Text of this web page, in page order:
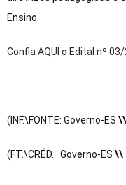
Ensino.
Confia AQUI o Edital nº
(INF.\FONTE: Governo-ES \\
(FT.\CRÉD.: Governo-ES \\